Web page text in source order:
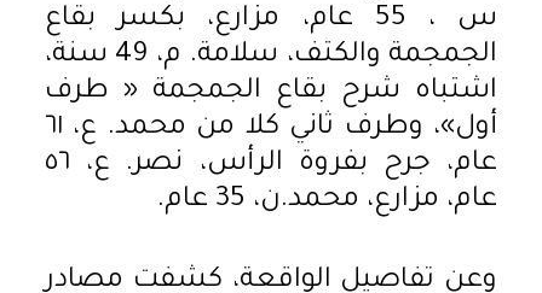
س ، 55 عام، مزارع، بكسر بقاع
الجمجمة والكتف، سلامة. م، 49 سنة،
اشتباه شرح بقاع الجمجمة « طرف
أول»، وطرف ثاني كلا من محمد. ع، ٦١
عام، جرح بفروة الرأس، نصر. ع، ٥٦
عام، مزارع، محمد.ن، 35 عام.
وعن تفاصيل الواقعة، كشفت مصادر